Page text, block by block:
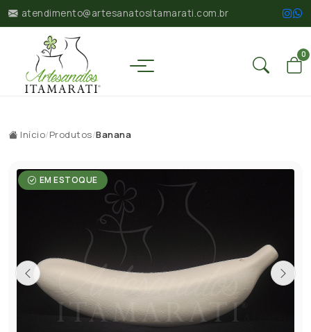
atendimento@artesanatositamarati.com.br
0
Início/Produtos/Banana
EM ESTOQUE